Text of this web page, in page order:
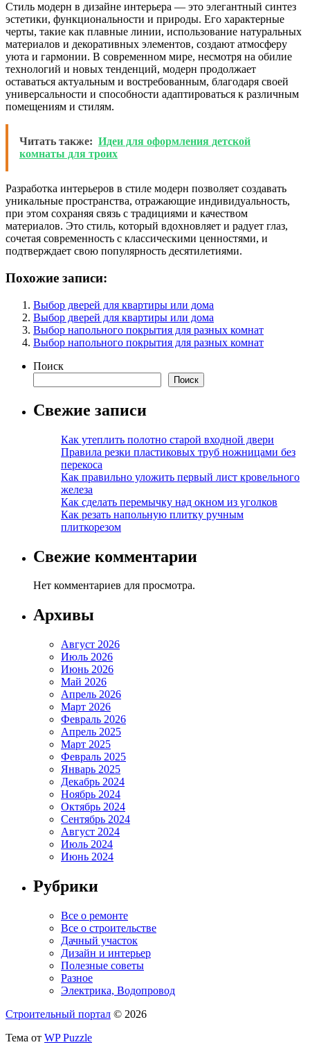
Стиль модерн в дизайне интерьера — это элегантный синтез
эстетики, функциональности и природы. Его характерные
черты, такие как плавные линии, использование натуральных
материалов и декоративных элементов, создают атмосферу
уюта и гармонии. В современном мире, несмотря на обилие
технологий и новых тенденций, модерн продолжает
оставаться актуальным и востребованным, благодаря своей
универсальности и способности адаптироваться к различным
помещениям и стилям.
Читать также: Идеи для оформления детской
комнаты для троих
Разработка интерьеров в стиле модерн позволяет создавать
уникальные пространства, отражающие индивидуальность,
при этом сохраняя связь с традициями и качеством
материалов. Это стиль, который вдохновляет и радует глаз,
сочетая современность с классическими ценностями, и
подтверждает свою популярность десятилетиями.
Похожие записи:
Выбор дверей для квартиры или дома
Выбор дверей для квартиры или дома
Выбор напольного покрытия для разных комнат
Выбор напольного покрытия для разных комнат
Поиск
Поиск
Свежие записи
Как утеплить полотно старой входной двери
Правила резки пластиковых труб ножницами без
перекоса
Как правильно уложить первый лист кровельного
железа
Как сделать перемычку над окном из уголков
Как резать напольную плитку ручным
плиткорезом
Свежие комментарии
Нет комментариев для просмотра.
Архивы
Август 2026
Июль 2026
Июнь 2026
Май 2026
Апрель 2026
Март 2026
Февраль 2026
Апрель 2025
Март 2025
Февраль 2025
Январь 2025
Декабрь 2024
Ноябрь 2024
Октябрь 2024
Сентябрь 2024
Август 2024
Июль 2024
Июнь 2024
Рубрики
Все о ремонте
Все о строительстве
Дачный участок
Дизайн и интерьер
Полезные советы
Разное
Электрика, Водопровод
Строительный портал © 2026
Тема от WP Puzzle